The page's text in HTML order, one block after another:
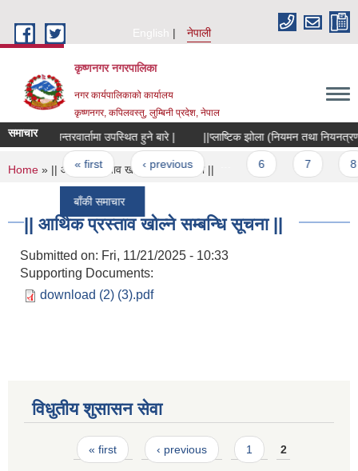
English
नेपाली
कृष्णनगर नगरपालिका
नगर कार्यपालिकाको कार्यालय
कृष्णनगर, कपिलवस्तु, लुम्बिनी प्रदेश, नेपाल
समाचारअन्तरवार्तामा उपस्थित हुने बारे | ||प्लाष्टिक झोला (नियमन तथा नियनत्रण)
Pages
« first ‹ previous …
बाँकी समाचार
You are here
Home » || आर्थिक प्रस्ताव खोल्ने सम्बन्धि सूचना ||
|| आर्थिक प्रस्ताव खोल्ने सम्बन्धि सूचना ||
Submitted on: Fri, 11/21/2025 - 10:33
Supporting Documents:
download (2) (3).pdf
विधुतीय शुसासन सेवा
Pages« first ‹ previous 1 2